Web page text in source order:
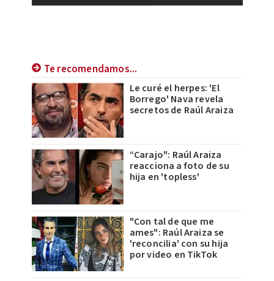
Te recomendamos...
Le curé el herpes: 'El
Borrego' Nava revela
secretos de Raúl Araiza
“Carajo": Raúl Araiza
reacciona a foto de su
hija en 'topless'
"Con tal de que me
ames": Raúl Araiza se
'reconcilia' con su hija
por video en TikTok